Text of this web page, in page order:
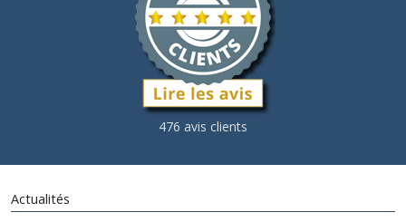
476 avis clients
Actualités